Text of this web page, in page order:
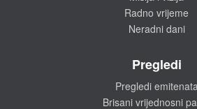
Radno vrijeme
Neradni dani
Pregledi
Pregledi emitenata
Brisani vrijednosni